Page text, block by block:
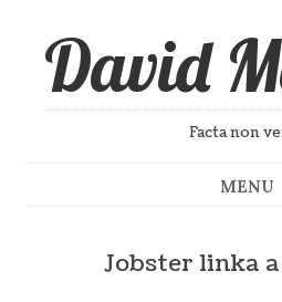
David
Facta non
MENU
Jobster linka